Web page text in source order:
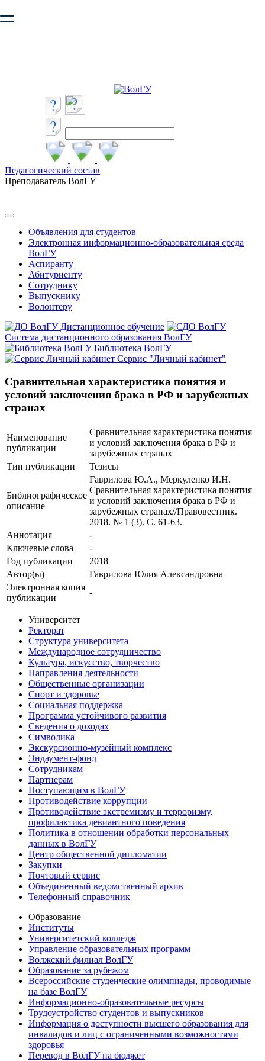
безопасную работу с сайтом. Пожалуйста
Педагогический состав
Преподаватель ВолГУ
Объявления для студентов
Электронная информационно-образовательная среда
ВолГУ
Аспиранту
Абитуриенту
Сотруднику
Выпускнику
Волонтеру
Дистанционное обучение
Система дистанционного образования ВолГУ
Библиотека ВолГУ
Сервис "Личный кабинет"
Сравнительная характеристика понятия и
условий заключения брака в РФ и зарубежных
странах
Наименование
публикации
Сравнительная характеристика понятия
и условий заключения брака в РФ и
зарубежных странах
Тип публикации
Тезисы
Библиографическое
описание
Гаврилова Ю.А., Меркуленко И.Н.
Сравнительная характеристика понятия
и условий заключения брака в РФ и
зарубежных странах//Правовестник.
2018. № 1 (3). С. 61-63.
Аннотация
-
Ключевые cлова
-
Год публикации
2018
Автор(ы)
Гаврилова Юлия Александровна
Электронная копия
публикации
-
Университет
Ректорат
Структура университета
Международное сотрудничество
Культура, искусство, творчество
Направления деятельности
Общественные организации
Спорт и здоровье
Социальная поддержка
Программа устойчивого развития
Сведения о доходах
Символика
Экскурсионно-музейный комплекс
Эндаумент-фонд
Сотрудникам
Партнерам
Поступающим в ВолГУ
Противодействие коррупции
Противодействие экстремизму и терроризму,
профилактика девиантного поведения
Политика в отношении обработки персональных
данных в ВолГУ
Центр общественной дипломатии
Закупки
Почтовый сервис
Объединенный ведомственный архив
Телефонный справочник
Образование
Институты
Университетский колледж
Управление образовательных программ
Волжский филиал ВолГУ
Образование за рубежом
Всероссийские студенческие олимпиады, проводимые
на базе ВолГУ
Информационно-образовательные ресурсы
Трудоустройство студентов и выпускников
Информация о доступности высшего образования для
инвалидов и лиц с ограниченными возможностями
здоровья
Перевод в ВолГУ на бюджет